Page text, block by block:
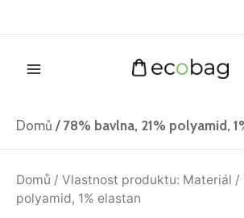
Domů / 78% bavlna, 21% polyamid,
Domů / Vlastnost produktu: Materiál /
polyamid, 1% elastan
nejnovějších